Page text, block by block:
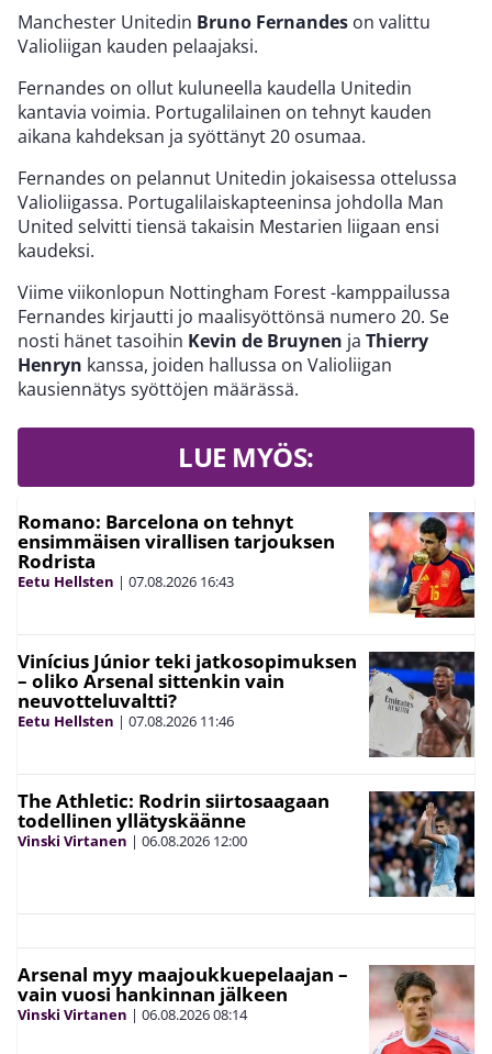
Manchester Unitedin Bruno Fernandes on valittu
Valioliigan kauden pelaajaksi.
Fernandes on ollut kuluneella kaudella Unitedin
kantavia voimia. Portugalilainen on tehnyt kauden
aikana kahdeksan ja syöttänyt 20 osumaa.
Fernandes on pelannut Unitedin jokaisessa ottelussa
Valioliigassa. Portugalilaiskapteeninsa johdolla Man
United selvitti tiensä takaisin Mestarien liigaan ensi
kaudeksi.
Viime viikonlopun Nottingham Forest -kamppailussa
Fernandes kirjautti jo maalisyöttönsä numero 20. Se
nosti hänet tasoihin Kevin de Bruynen ja Thierry
Henryn kanssa, joiden hallussa on Valioliigan
kausiennätys syöttöjen määrässä.
LUE MYÖS:
Romano: Barcelona on tehnyt
ensimmäisen virallisen tarjouksen
Rodrista
Eetu Hellsten | 07.08.2026 16:43
Vinícius Júnior teki jatkosopimuksen
– oliko Arsenal sittenkin vain
neuvotteluvaltti?
Eetu Hellsten | 07.08.2026 11:46
The Athletic: Rodrin siirtosaagaan
todellinen yllätyskäänne
Vinski Virtanen | 06.08.2026 12:00
Arsenal myy maajoukkuepelaajan –
vain vuosi hankinnan jälkeen
Vinski Virtanen | 06.08.202608:14